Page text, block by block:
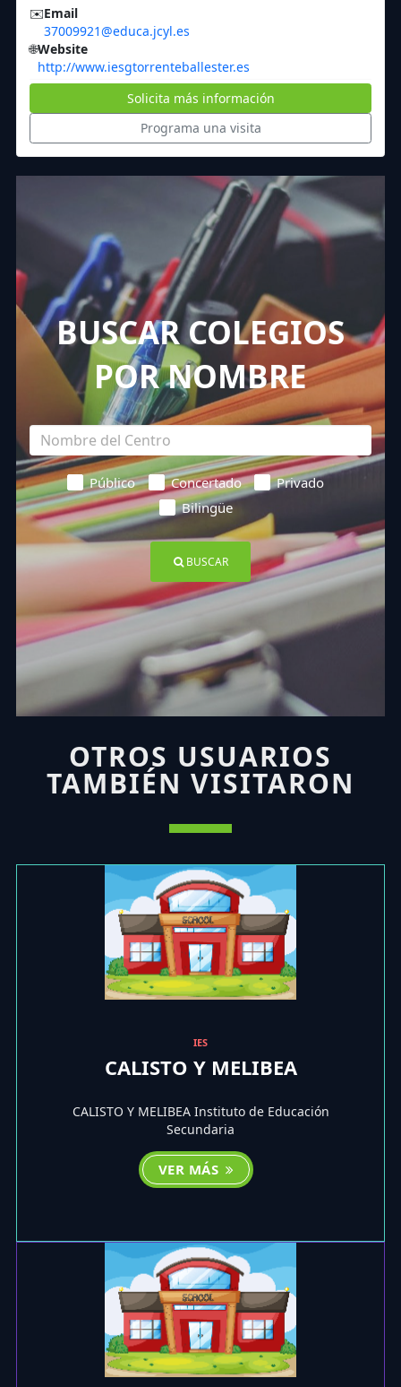
✉️Email
37009921@educa.jcyl.es
🌐Website
http://www.iesgtorrenteballester.es
Solicita más información
Programa una visita
BUSCAR COLEGIOS
POR NOMBRE
Público Concertado
Privado
Bilingüe
BUSCAR
OTROS USUARIOS
TAMBIÉN VISITARON
IES
CALISTO Y MELIBEA
CALISTO Y MELIBEA Instituto de Educación
Secundaria
VER MÁS